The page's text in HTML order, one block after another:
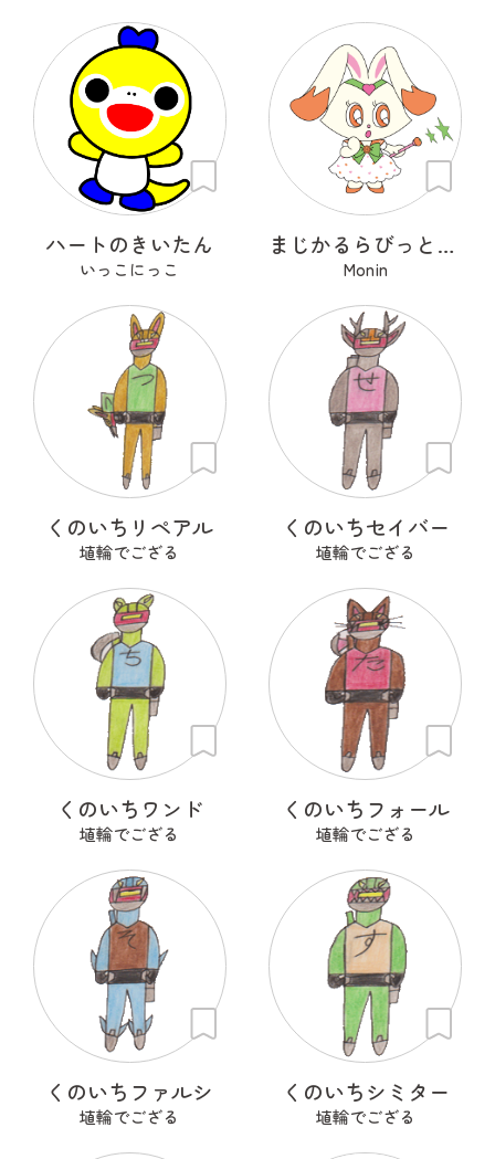
ハートのきいたん
いっこにっこ
まじかるらびっと ミカ
Monin
くのいちリペアル
埴輪でござる
くのいちセイバー
埴輪でござる
くのいちワンド
埴輪でござる
くのいちフォール
埴輪でござる
くのいちファルシ
埴輪でござる
くのいちシミター
埴輪でござる